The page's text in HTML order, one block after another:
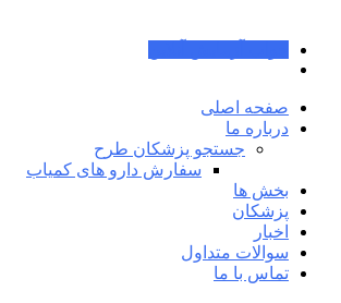
صفحه اصلی
درباره ما
جستجو پزشکان طرح
سفارش دارو های کمیاب
بخش ها
پزشکان
اخبار
سوالات متداول
تماس با ما